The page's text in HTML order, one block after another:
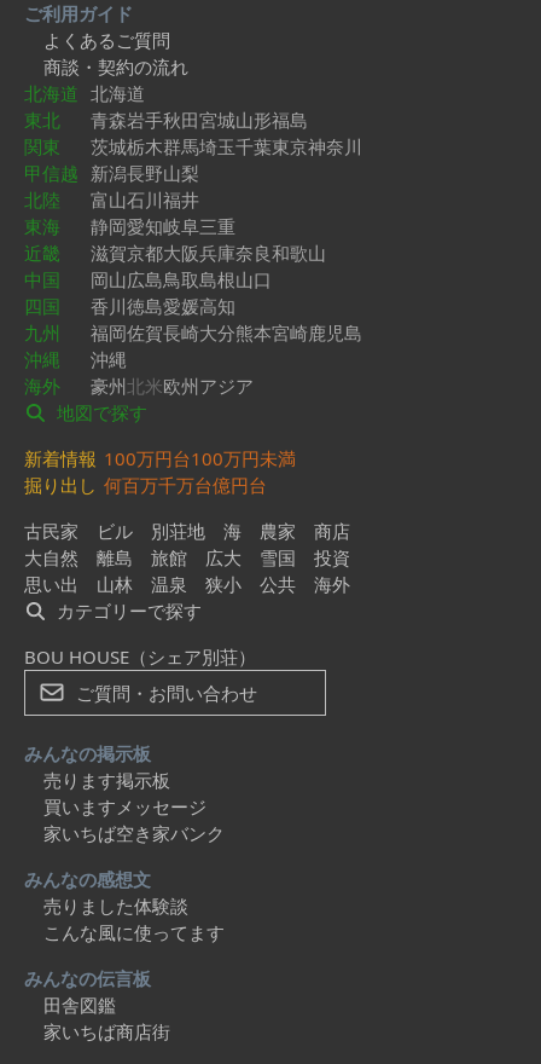
ご利用ガイド
よくあるご質問
商談・契約の流れ
北海道 北海道
東北
青森岩手秋田宮城山形福島
関東
茨城栃木群馬埼玉千葉東京神奈川
甲信越 新潟長野山梨
北陸
富山石川福井
東海
静岡愛知岐阜三重
近畿
滋賀京都大阪兵庫奈良和歌山
中国
岡山広島鳥取島根山口
四国
香川徳島愛媛高知
九州
福岡佐賀長崎大分熊本宮崎鹿児島
沖縄
沖縄
海外
豪州北米欧州アジア
地図で探す
新着情報 100万円台100万円未満
掘り出し 何百万千万台億円台
古民家
ビル 別荘地 海 農家
商店
大自然
離島 旅館 広大 雪国
投資
思い出
山林 温泉 狭小 公共
海外
カテゴリーで探す
BOU HOUSE（シェア別荘）
ご質問・お問い合わせ
みんなの掲示板
売ります掲示板
買いますメッセージ
家いちば空き家バンク
みんなの感想文
売りました体験談
こんな風に使ってます
みんなの伝言板
田舎図鑑
家いちば商店街